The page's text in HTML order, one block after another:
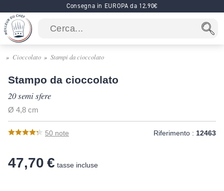
Consegna in EUROPA da 12.90€
Cioccolato Stampi da cioccolato
Stampo da cioccolato
20 semi sfere
Ø 4,8 cm
50 note Riferimento : 12463
47,70 € tasse incluse